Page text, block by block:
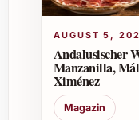
Meetings
einen
Lassen Sie
des Richard
AUGUST 5,
Andalusischer
Manzanilla,
Ximénez
Magazin